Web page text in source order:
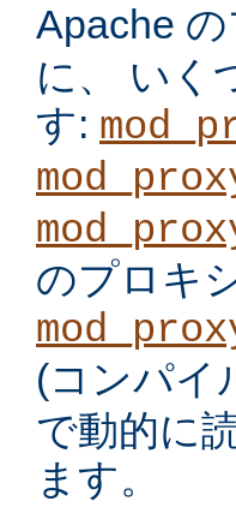
Apache
に、 いく
す:
のプロキ
(コンパイ
で動的に
ます。